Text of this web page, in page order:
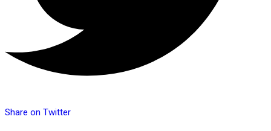
Share on Twitter